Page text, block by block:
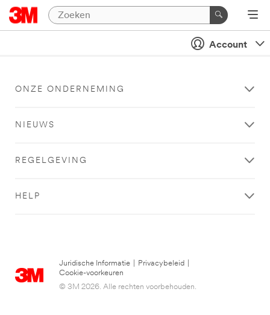
Account
ONZE ONDERNEMING
NIEUWS
REGELGEVING
HELP
Juridische Informatie Privacybeleid
Cookie-voorkeuren
© 3M 2026. Alle rechten voorbehouden.